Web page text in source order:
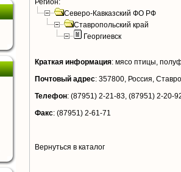
Регион:
Северо-Кавказский ФО РФ
Ставропольский край
Георгиевск
Краткая информация: мясо птицы,
Почтовый адрес: 357800, Россия,
Телефон: (87951) 2-21-83, (87951) 2-20-
Факс: (87951) 2-61-71
Вернуться в каталог